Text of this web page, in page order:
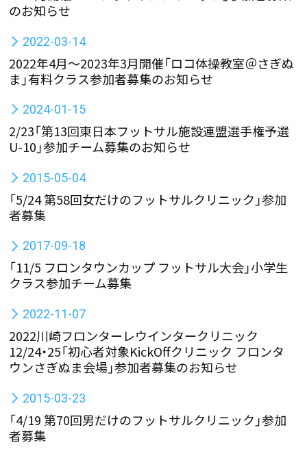
のお知らせ
2022-03-14
2022年4月～2023年3月開催「ロコ体操教室＠さぎぬ
ま」有料クラス参加者募集のお知らせ
2024-01-15
2/23「第13回東日本フットサル施設連盟選手権予選
U-10」参加チーム募集のお知らせ
2015-05-04
「5/24 第58回女だけのフットサルクリニック」参加
者募集
2017-09-18
「11/5 フロンタウンカップ フットサル大会」小学生
クラス参加チーム募集
2022-11-07
2022川崎フロンターレウインタークリニック
12/24・25「初心者対象KickOffクリニック フロンタ
ウンさぎぬま会場」参加者募集のお知らせ
2015-03-23
「4/19 第70回男だけのフットサルクリニック」参加
者募集